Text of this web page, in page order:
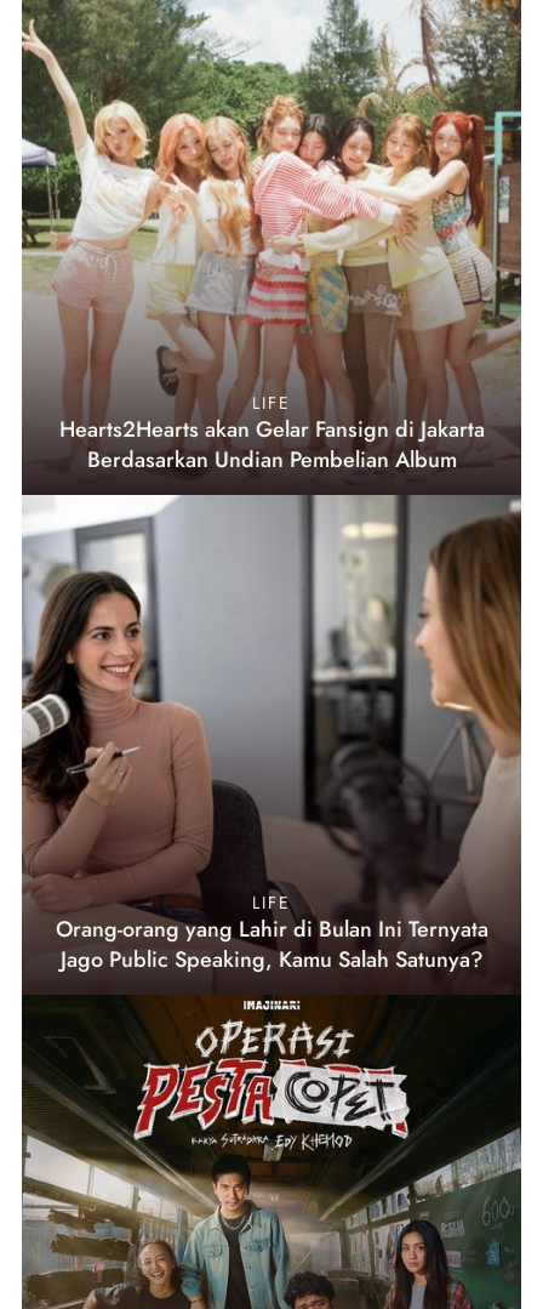
LIFE
Hearts2Hearts akan Gelar Fansign di Jakarta
Berdasarkan Undian Pembelian Album
LIFE
Orang-orang yang Lahir di Bulan Ini Ternyata
Jago Public Speaking, Kamu Salah Satunya?